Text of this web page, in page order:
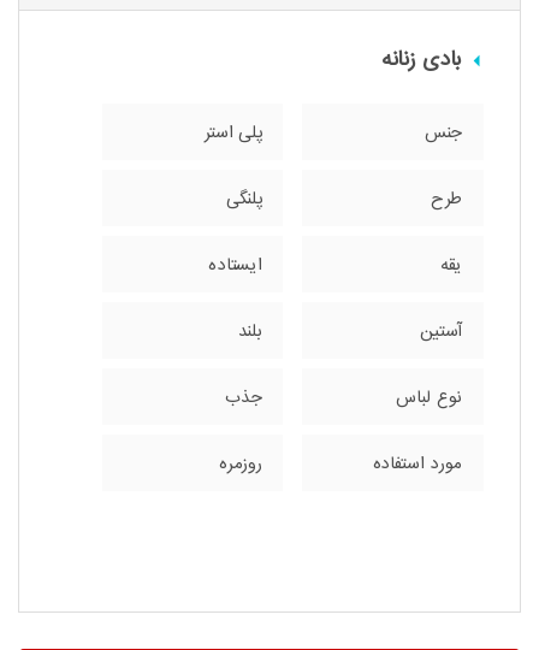
بادی زنانه
جنس پلی استر
طرح پلنگی
یقه ایستاده
آستین بلند
نوع لباس جذب
مورد استفاده روزمره